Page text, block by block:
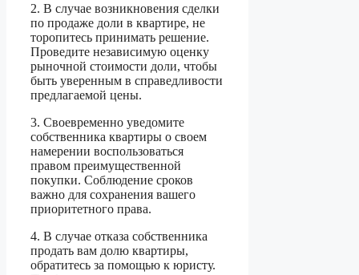
2. В случае возникновения сделки
по продаже доли в квартире, не
торопитесь принимать решение.
Проведите независимую оценку
рыночной стоимости доли, чтобы
быть уверенным в справедливости
предлагаемой цены.
3. Своевременно уведомите
собственника квартиры о своем
намерении воспользоваться
правом преимущественной
покупки. Соблюдение сроков
важно для сохранения вашего
приоритетного права.
4. В случае отказа собственника
продать вам долю квартиры,
обратитесь за помощью к юристу.